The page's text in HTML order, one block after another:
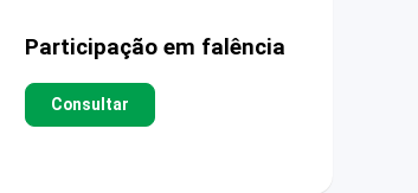
Participação em falência
Consultar